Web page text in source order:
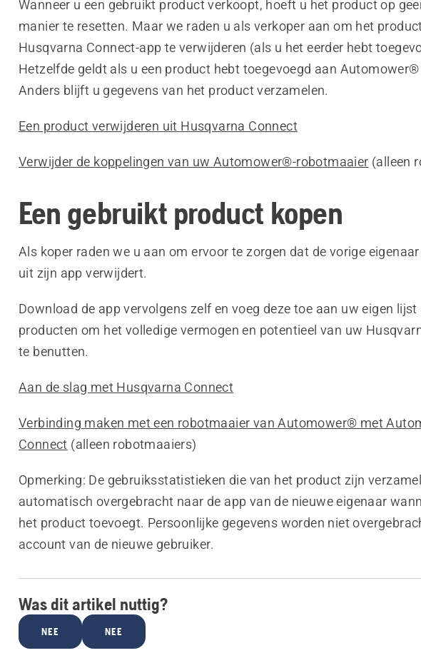
Wanneer u een gebruikt product verkoopt, hoeft u het product op
manier te resetten. Maar we raden u als verkoper aan om het
Husqvarna Connect-app te verwijderen (als u het eerder hebt
Hetzelfde geldt als u een product hebt toegevoegd aan
Anders blijft u gegevens van het product verzamelen.
Een product verwijderen uit Husqvarna Connect
Verwijder de koppelingen van uw Automower®-robotmaaier (alleen
Een gebruikt product kopen
Als koper raden we u aan om ervoor te zorgen dat de vorige
uit zijn app verwijdert.
Download de app vervolgens zelf en voeg deze toe aan uw eigen lijst
producten om het volledige vermogen en potentieel van uw
te benutten.
Aan de slag met Husqvarna Connect
Verbinding maken met een robotmaaier van Automower® met
Connect (alleen robotmaaiers)
Opmerking: De gebruiksstatistieken die van het product zijn
automatisch overgebracht naar de app van de nieuwe eigenaar
het product toevoegt. Persoonlijke gegevens worden niet
account van de nieuwe gebruiker.
Was dit artikel nuttig?
NEE NEE